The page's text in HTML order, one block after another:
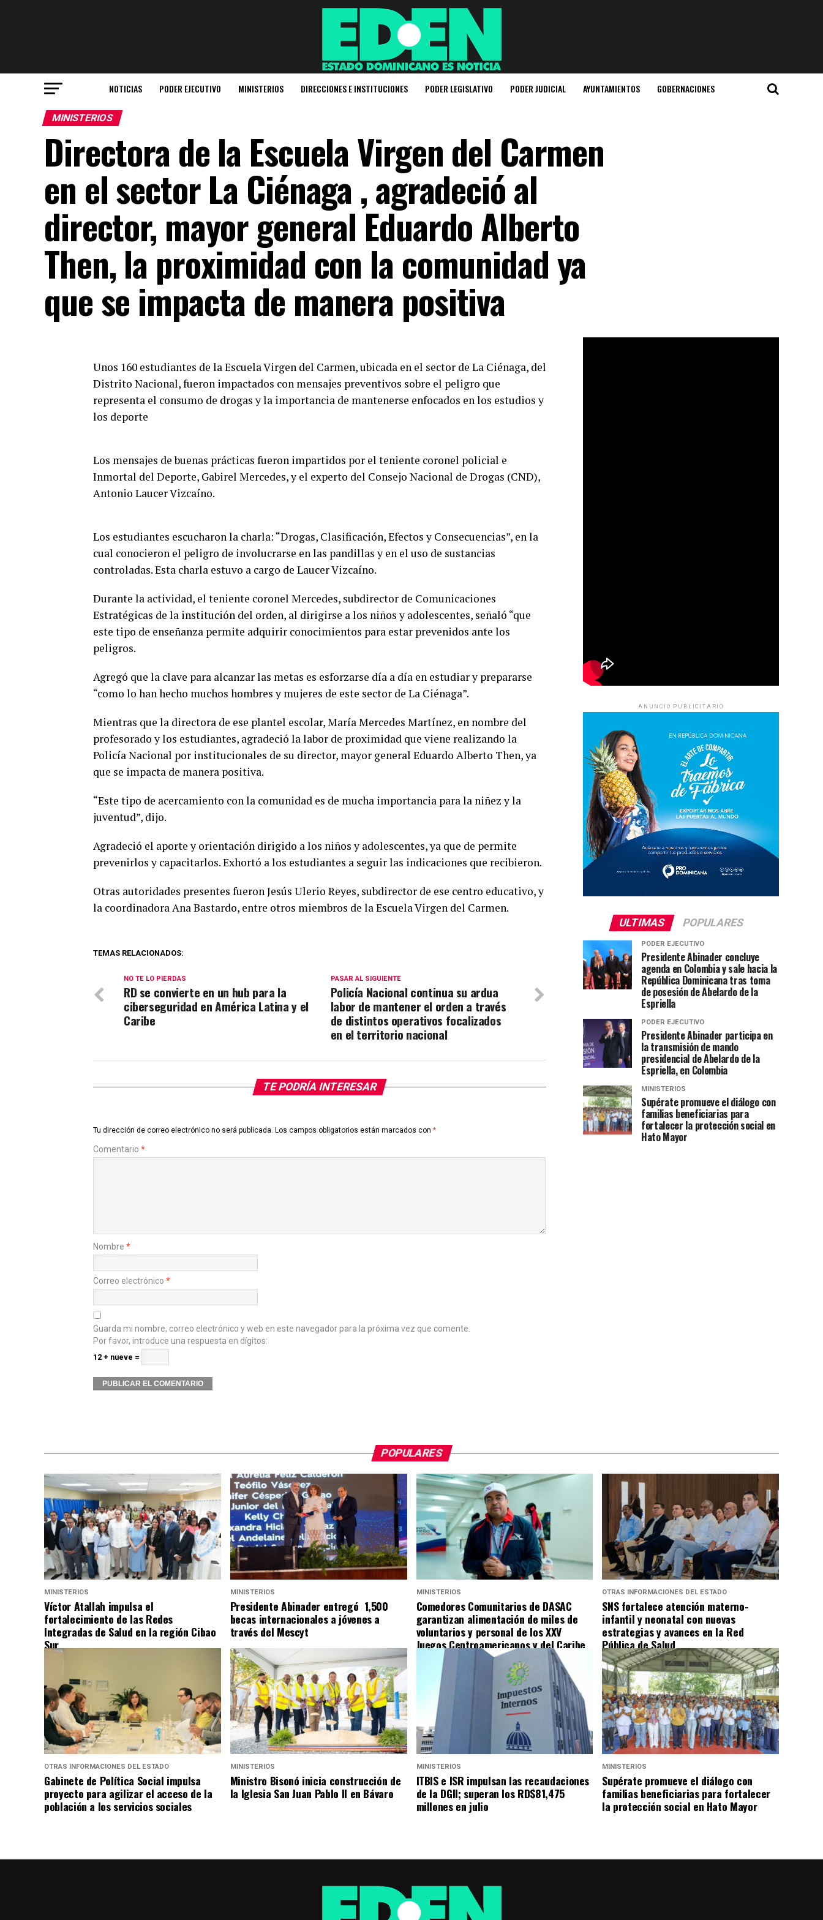
NOTICIAS PODER EJECUTIVO MINISTERIOS DIRECCIONES E INSTITUCIONES PODER LEGISLATIVO PODER JUDICIAL AYUNTAMIENTOS GOBERNACIONES
MINISTERIOS
Directora de la Escuela Virgen del Carmen
en el sector La Ciénaga , agradeció al
director, mayor general Eduardo Alberto
Then, la proximidad con la comunidad ya
que se impacta de manera positiva
Unos 160 estudiantes de la Escuela Virgen del Carmen, ubicada en el sector de La Ciénaga, del
Distrito Nacional, fueron impactados con mensajes preventivos sobre el peligro que
representa el consumo de drogas y la importancia de mantenerse enfocados en los estudios y
los deporte
Los mensajes de buenas prácticas fueron impartidos por el teniente coronel policial e
Inmortal del Deporte, Gabirel Mercedes, y el experto del Consejo Nacional de Drogas (CND),
Antonio Laucer Vizcaíno.
Los estudiantes escucharon la charla: “Drogas, Clasificación, Efectos y Consecuencias”, en la
cual conocieron el peligro de involucrarse en las pandillas y en el uso de sustancias
controladas. Esta charla estuvo a cargo de Laucer Vizcaíno.
Durante la actividad, el teniente coronel Mercedes, subdirector de Comunicaciones
Estratégicas de la institución del orden, al dirigirse a los niños y adolescentes, señaló “que
este tipo de enseñanza permite adquirir conocimientos para estar prevenidos ante los
peligros.
Agregó que la clave para alcanzar las metas es esforzarse día a día en estudiar y prepararse
“como lo han hecho muchos hombres y mujeres de este sector de La Ciénaga”.
Mientras que la directora de ese plantel escolar, María Mercedes Martínez, en nombre del
profesorado y los estudiantes, agradeció la labor de proximidad que viene realizando la
Policía Nacional por institucionales de su director, mayor general Eduardo Alberto Then, ya
que se impacta de manera positiva.
“Este tipo de acercamiento con la comunidad es de mucha importancia para la niñez y la
juventud”, dijo.
Agradeció el aporte y orientación dirigido a los niños y adolescentes, ya que de permite
prevenirlos y capacitarlos. Exhortó a los estudiantes a seguir las indicaciones que recibieron.
Otras autoridades presentes fueron Jesús Ulerio Reyes, subdirector de ese centro educativo, y
la coordinadora Ana Bastardo, entre otros miembros de la Escuela Virgen del Carmen.
TEMAS RELACIONADOS:
PASAR AL SIGUIENTE
Policía Nacional continua su ardua
labor de mantener el orden a través
de distintos operativos focalizados
en el territorio nacional
NO TE LO PIERDAS
RD se convierte en un hub para la
ciberseguridad en América Latina y el
Caribe
TE PODRÍA INTERESAR
Tu dirección de correo electrónico no será publicada. Los campos obligatorios están marcados con *
Comentario *
Nombre *
Correo electrónico *
Guarda mi nombre, correo electrónico y web en este navegador para la próxima vez que comente.
Por favor, introduce una respuesta en dígitos:
12 + nueve =
ANUNCIO PUBLICITARIO
ULTIMAS POPULARES
PODER EJECUTIVO
Presidente Abinader concluye
agenda en Colombia y sale hacia la
República Dominicana tras toma
de posesión de Abelardo de la
Espriella
PODER EJECUTIVO
Presidente Abinader participa en
la transmisión de mando
presidencial de Abelardo de la
Espriella, en Colombia
MINISTERIOS
Supérate promueve el diálogo con
familias beneficiarias para
fortalecer la protección social en
Hato Mayor
POPULARES
MINISTERIOS
Víctor Atallah impulsa el
fortalecimiento de las Redes
Integradas de Salud en la región Cibao
Sur
MINISTERIOS
Presidente Abinader entregó 1,500
becas internacionales a jóvenes a
través del Mescyt
MINISTERIOS
Comedores Comunitarios de DASAC
garantizan alimentación de miles de
voluntarios y personal de los XXV
Juegos Centroamericanos y del Caribe
Santo Domingo 2026
OTRAS INFORMACIONES DEL ESTADO
SNS fortalece atención materno-
infantil y neonatal con nuevas
estrategias y avances en la Red
Pública de Salud
OTRAS INFORMACIONES DEL ESTADO
Gabinete de Política Social impulsa
proyecto para agilizar el acceso de la
población a los servicios sociales
MINISTERIOS
Ministro Bisonó inicia construcción de
la Iglesia San Juan Pablo II en Bávaro
MINISTERIOS
ITBIS e ISR impulsan las recaudaciones
de la DGII; superan los RD$81,475
millones en julio
MINISTERIOS
Supérate promueve el diálogo con
familias beneficiarias para fortalecer
la protección social en Hato Mayor